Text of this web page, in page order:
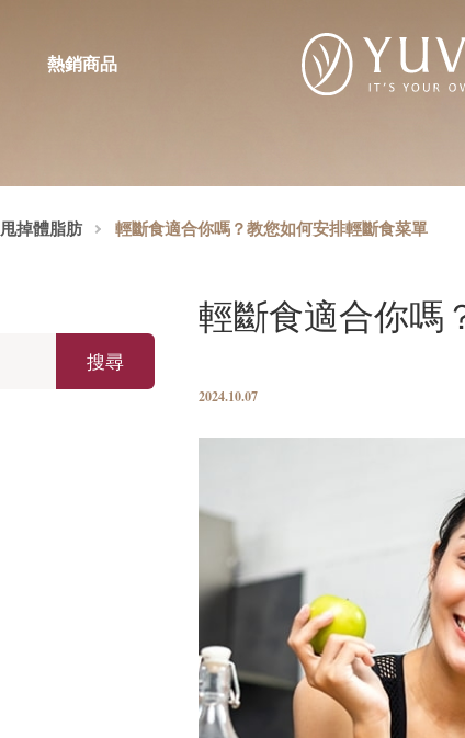
熱銷商品
甩掉體脂肪 輕斷食適合你嗎？教您如何安排輕斷食菜單
輕斷食適合你嗎
2024.10.07
搜尋